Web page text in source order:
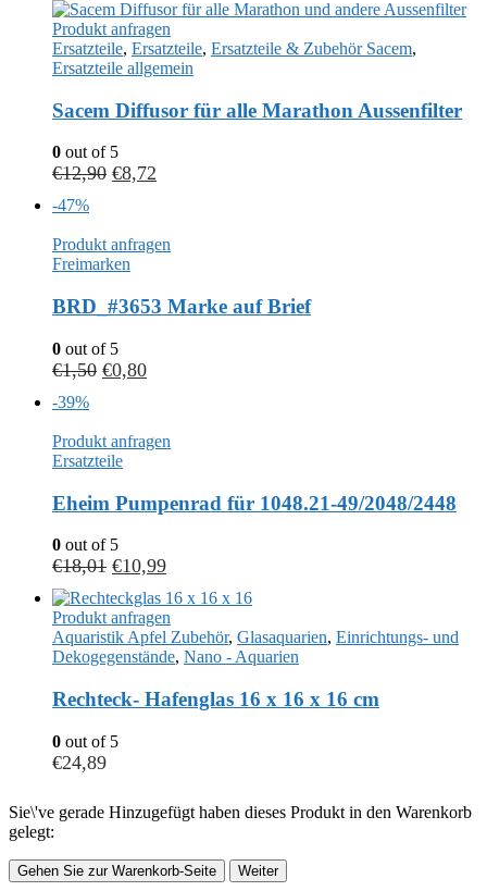
Produkt anfragen
Ersatzteile, Ersatzteile, Ersatzteile & Zubehör Sacem,
Ersatzteile allgemein
Sacem Diffusor für alle Marathon Aussenfilter
0 out of 5
€12,90 €8,72
-47%
Produkt anfragen
Freimarken
BRD_#3653 Marke auf Brief
0 out of 5
€1,50 €0,80
-39%
Produkt anfragen
Ersatzteile
Eheim Pumpenrad für 1048.21-49/2048/2448
0 out of 5
€18,01 €10,99
Produkt anfragen
Aquaristik Apfel Zubehör, Glasaquarien, Einrichtungs- und
Dekogegenstände, Nano - Aquarien
Rechteck- Hafenglas 16 x 16 x 16 cm
0 out of 5
€24,89
Sie\'ve gerade Hinzugefügt haben dieses Produkt in den Warenkorb
gelegt:
Gehen Sie zur Warenkorb-Seite Weiter